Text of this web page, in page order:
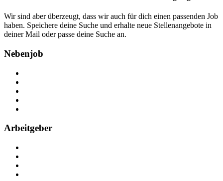
Wir sind aber überzeugt, dass wir auch für dich einen passenden Job
haben. Speichere deine Suche und erhalte neue Stellenangebote in
deiner Mail oder passe deine Suche an.
Nebenjob
Arbeitgeber